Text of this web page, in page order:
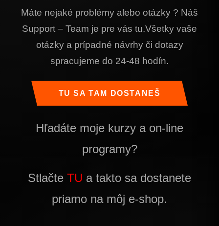
Máte nejaké problémy alebo otázky ? Náš
Support – Team je pre vás tu.Všetky vaše
otázky a prípadné návrhy či dotazy
spracujeme do 24-48 hodín.
TU SA TAM DOSTANEŠ
Hľadáte moje kurzy a on-line
programy?
Stlačte TU a takto sa dostanete
priamo na môj e-shop.